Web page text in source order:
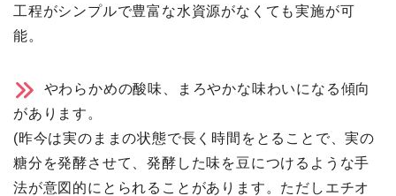
⼯程がシンプルで豊富な⽔資源がなくても実施が可
能。
やわらかめの酸味、まろやかな味わいになる傾向
があります。
(昨今は実のままの状態で⻑く時間をとることで、実の
糖分を発酵させて、発酵した味を⾖につけるような⼿
法が意図的にとられることがあります。ただしエチオ